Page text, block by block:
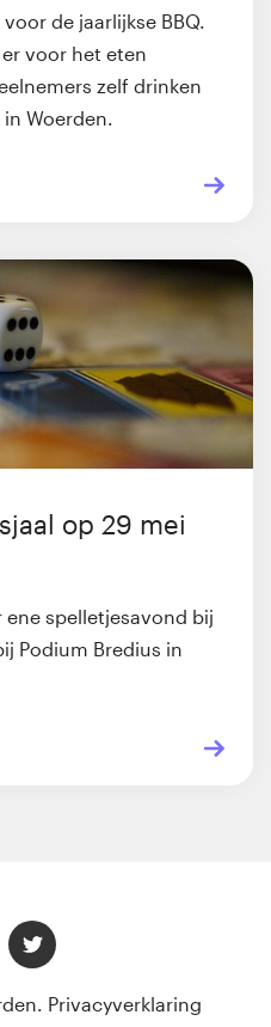
de jaarlijkse BBQ.
voor het eten
zelf drinken
Woerden.
op 29 mei
ene spelletjesavond bij
Podium Bredius in
Privacyverklaring